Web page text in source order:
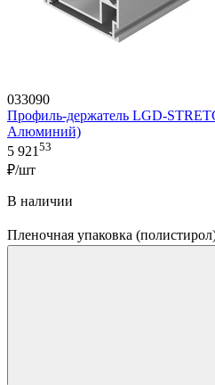
033090
Профиль-держатель LGD-
Алюминий)
5 92153
₽/шт
В наличии
Пленочная упаковка